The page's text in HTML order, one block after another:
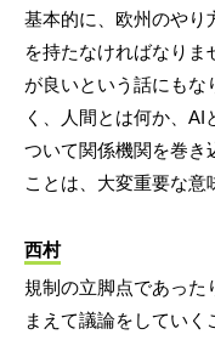
基本的に、欧州のやり
を持たなければなり
が良いという話にもな
く、人間とは何か、AI
ついて関係機関を巻き
ことは、大変重要な意
西村
規制の立脚点であった
まえて議論をしてい